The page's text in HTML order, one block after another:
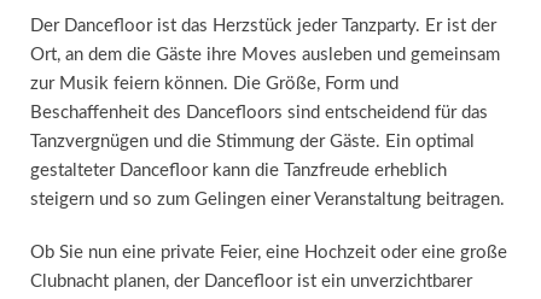
Der Dancefloor ist das Herzstück jeder Tanzparty. Er ist der
Ort, an dem die Gäste ihre Moves ausleben und gemeinsam
zur Musik feiern können. Die Größe, Form und
Beschaffenheit des Dancefloors sind entscheidend für das
Tanzvergnügen und die Stimmung der Gäste. Ein optimal
gestalteter Dancefloor kann die Tanzfreude erheblich
steigern und so zum Gelingen einer Veranstaltung beitragen.
Ob Sie nun eine private Feier, eine Hochzeit oder eine große
Clubnacht planen, der Dancefloor ist ein unverzichtbarer